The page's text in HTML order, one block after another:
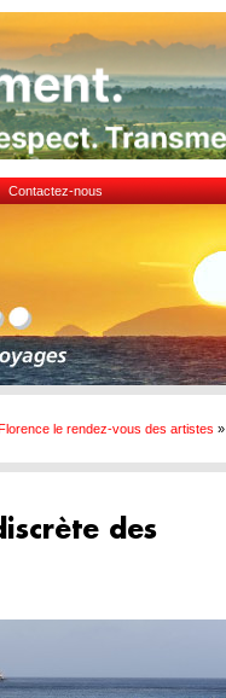
Contactez-nous
le rendez-vous des artistes »
des